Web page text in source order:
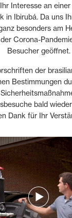
Interesse an
in Ibirubá. Da uns
besonders am
Corona-
Besucher geöffnet.
der
Bestimmungen
bald
Dank für Ihr